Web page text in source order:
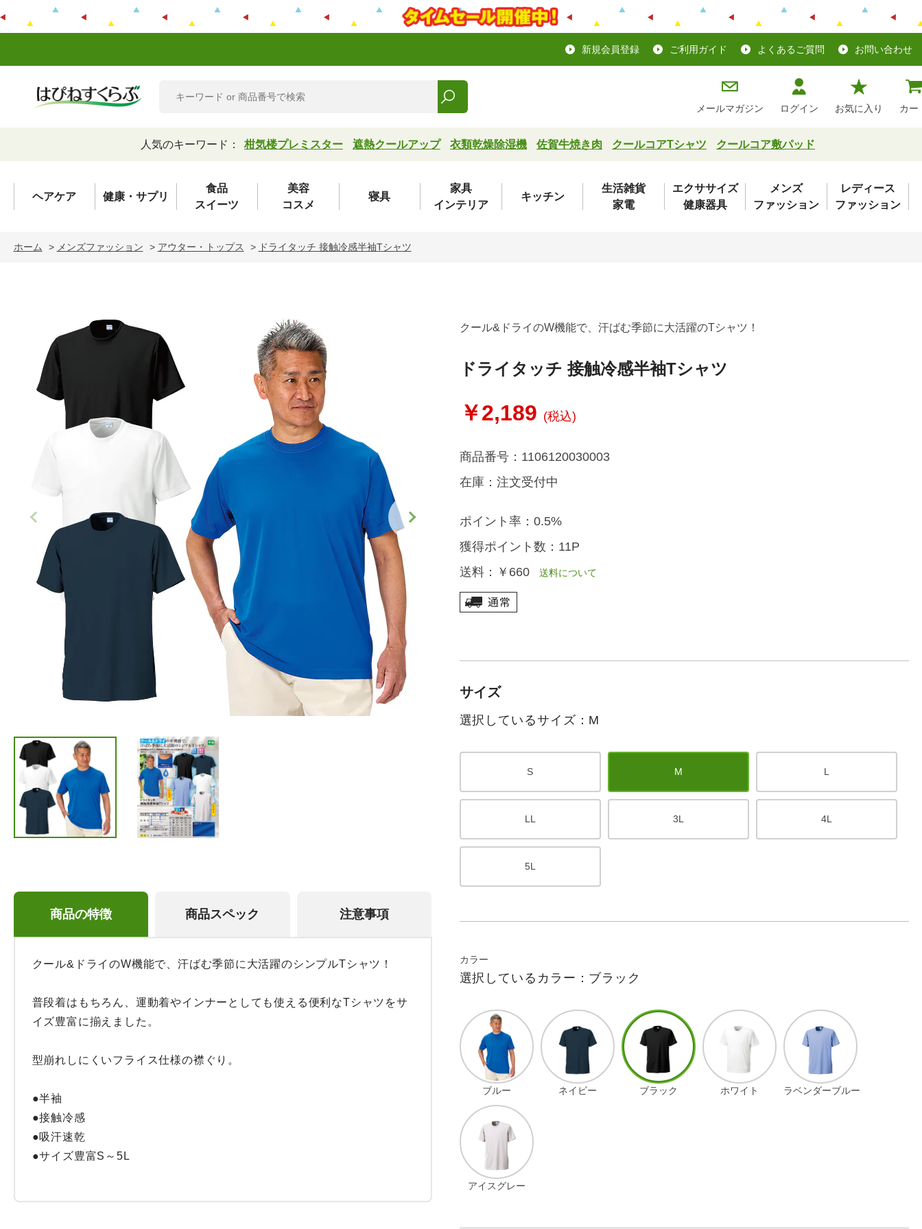
新規会員登録 ご利用ガイド よくあるご質問 お問い合わせ
メールマガジン ログイン お気に入り カー
人気のキーワード： 柑気楼プレミスター 遮熱クールアップ 衣類乾燥除湿機 佐賀牛焼き肉 クールコアTシャツ クールコア敷パッド
ヘアケア 健康・サプリ
食品
スイーツ
美容
コスメ
寝具
家具
インテリア
キッチン
生活雑貨
家電
エクササイズ
健康器具
メンズ
ファッション
レディース
ファッション
ホーム > メンズファッション > アウター・トップス > ドライタッチ 接触冷感半袖Tシャツ
商品の特徴 商品スペック 注意事項
クール&ドライのW機能で、汗ばむ季節に大活躍のシンプルTシャツ！
普段着はもちろん、運動着やインナーとしても使える便利なTシャツをサ
イズ豊富に揃えました。
型崩れしにくいフライス仕様の襟ぐり。
●半袖
●接触冷感
●吸汗速乾
●サイズ豊富S～5L
クール&ドライのW機能で、汗ばむ季節に大活躍のTシャツ！
ドライタッチ 接触冷感半袖Tシャツ
￥2,189 (税込)
商品番号： 1106120030003
在庫： 注文受付中
ポイント率： 0.5%
獲得ポイント数： 11P
送料： ￥660送料について
サイズ
選択しているサイズ：M
S M L
LL 3L 4L
5L
カラー
選択しているカラー：ブラック
ブルー ネイビー ブラック ホワイト ラベンダーブルー
アイスグレー